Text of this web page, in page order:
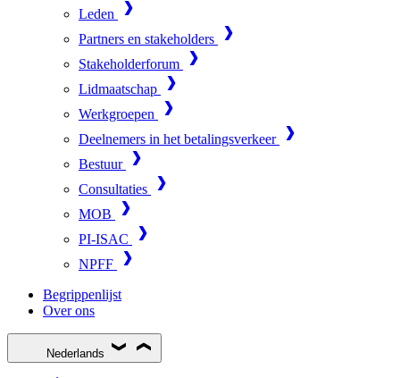
Leden
Partners en stakeholders
Stakeholderforum
Lidmaatschap
Werkgroepen
Deelnemers in het betalingsverkeer
Bestuur
Consultaties
MOB
PI-ISAC
NPFF
Begrippenlijst
Over ons
Nederlands